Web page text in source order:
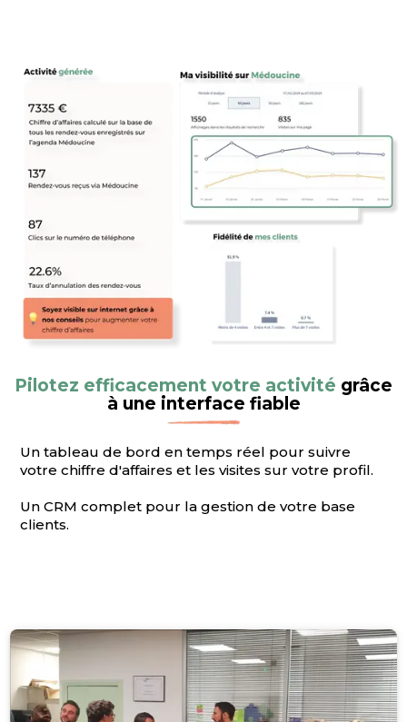
Pilotez efficacement votre activité grâce
à une interface fiable
Un tableau de bord en temps réel pour suivre
votre chiffre d'affaires et les visites sur votre profil.
Un CRM complet pour la gestion de votre base
clients.